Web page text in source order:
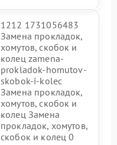
1212 1731056483
Замена прокладок,
хомутов, скобок и
колец zamena-
prokladok-homutov-
skobok-i-kolec
Замена прокладок,
хомутов, скобок и
колец Замена
прокладок, хомутов,
скобок и колец 0